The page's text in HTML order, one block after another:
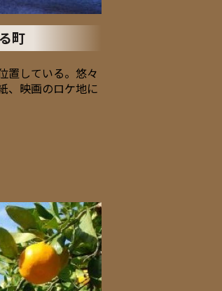
町
置している。悠々
、映画のロケ地に